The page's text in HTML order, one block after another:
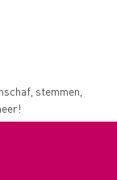
stemmen,